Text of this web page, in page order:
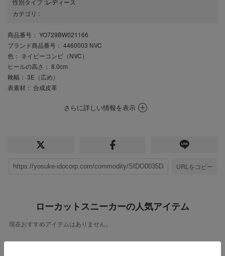
カテゴリ :
商品番号 ： YO729BW021166
ブランド商品番号 ： 4460003 NVC
色 ： ネイビーコンビ（NVC）
ヒールの高さ ： 8.0cm
靴幅 ： 3E（広め）
表素材 ： 合成皮革
さらに詳しい情報を表示
URLをコピー
ローカットスニーカーの人気アイテム
現在おすすめアイテムはありません。